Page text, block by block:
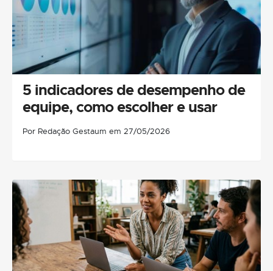
5 indicadores de desempenho de
equipe, como escolher e usar
Por Redação Gestaum em 27/05/2026